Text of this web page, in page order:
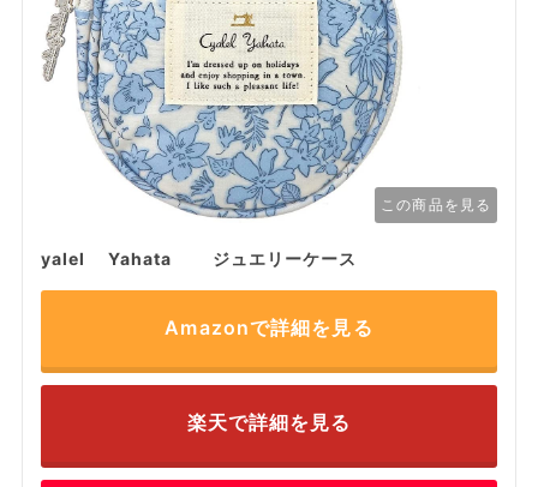
この商品を見る
yalel Yahata ジュエリーケース
Amazonで詳細を見る
楽天で詳細を見る